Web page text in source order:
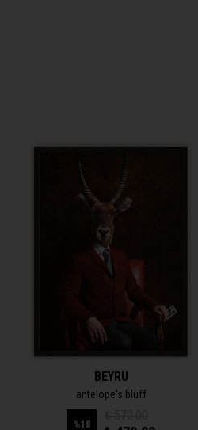
BEYRU
antelope's bluff
%18